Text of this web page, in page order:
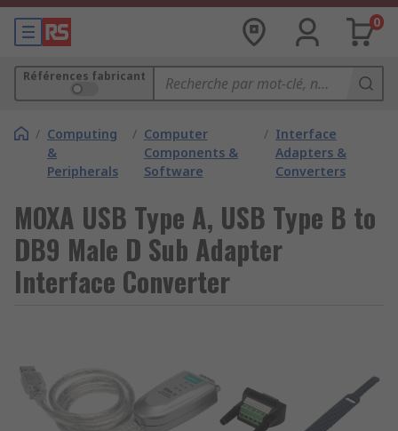
0
Références fabricant
/ Computing
&
Peripherals
/ Computer
Components &
Software
/ Interface
Adapters &
Converters
MOXA USB Type A, USB Type B to
DB9 Male D Sub Adapter
Interface Converter